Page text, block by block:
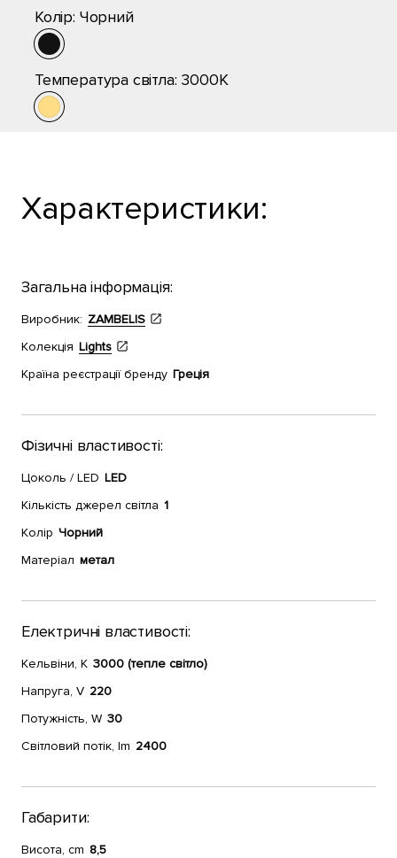
Колір: Чорний
Температура світла: 3000K
Характеристики:
Загальна інформація:
Виробник: ZAMBELIS
Колекція Lights
Країна реєстрації бренду Греція
Фізичні властивості:
Цоколь / LED LED
Кількість джерел світла 1
Колір Чорний
Матеріал метал
Електричні властивості:
Кельвіни, К 3000 (тепле світло)
Напруга, V 220
Потужність, W 30
Світловий потік, lm 2400
Габарити:
Висота, cm 8,5